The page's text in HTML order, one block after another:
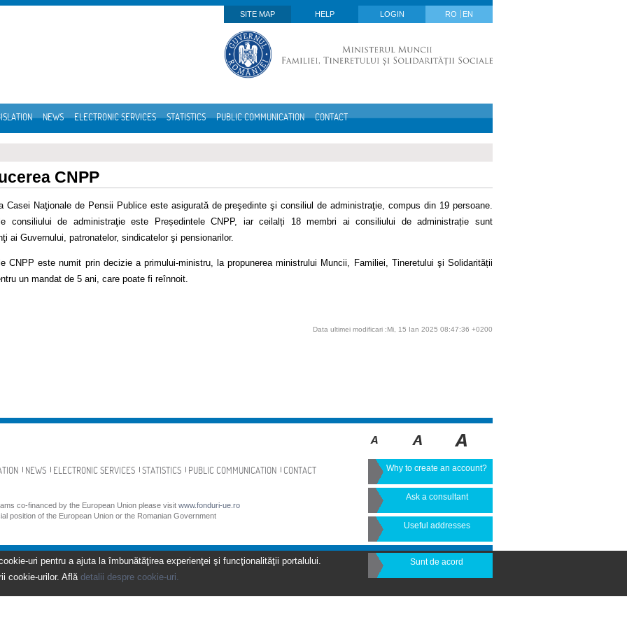
SITE MAP
HELP LOGIN RO EN
NEWS ELECTRONIC SERVICES STATISTICS PUBLIC COMMUNICATION CONTACT
CNPP
Casei Naţionale de Pensii Publice este asigurată de preşedinte şi consiliul de administraţie, compus din 19 persoane.
consiliului de administraţie este Președintele CNPP, iar ceilalți 18 membri ai consiliului de administrație sunt
ai Guvernului, patronatelor, sindicatelor şi pensionarilor.
CNPP este numit prin decizie a primului-ministru, la propunerea ministrului Muncii, Familiei, Tineretului şi Solidarității
un mandat de 5 ani, care poate fi reînnoit.
Data ultimei modificari :Mi, 15 Ian 2025 08:47:36 +0200
NEWS ELECTRONIC SERVICES STATISTICS PUBLIC COMMUNICATION CONTACT
co-financed by the European Union please visit www.fonduri-ue.ro
position of the European Union or the Romanian Government
Why to create an account?
Ask a consultant
Useful addresses
uri pentru a ajuta la îmbunătăţirea experienţei şi funcţionalităţii portalului.
cookie-urilor. Află detalii despre cookie-uri.
Sunt de acord